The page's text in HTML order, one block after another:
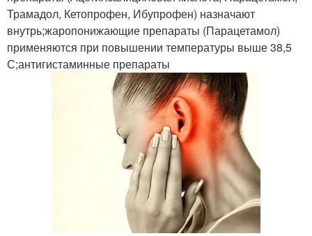
Трамадол, Кетопрофен, Ибупрофен) назначают
внутрь;жаропонижающие препараты (Парацетамол)
применяются при повышении температуры выше 38,5
С;антигистаминные препараты